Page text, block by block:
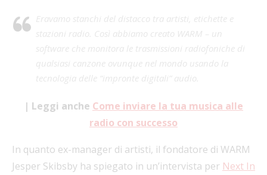
Eravamo stanchi del distacco tra artisti, etichette e
stazioni radio. Così abbiamo creato WARM – un
software che monitora le trasmissioni radiofoniche di
qualsiasi canzone ovunque nel mondo usando la
tecnologia delle “impronte digitali” audio.
| Leggi anche Come inviare la tua musica alle
radio con successo
In quanto ex-manager di artisti, il fondatore di WARM
Jesper Skibsby ha spiegato in un’intervista per Next In